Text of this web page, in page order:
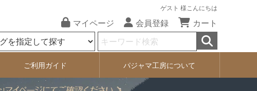
ゲスト 様こんにちは
マイページ 会員登録 カート
ご利用ガイド パジャマ工房について